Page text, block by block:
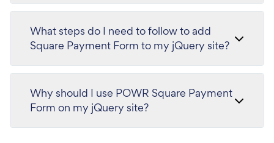
What steps do I need to follow to add
Square Payment Form to my jQuery site?
Why should I use POWR Square Payment
Form on my jQuery site?